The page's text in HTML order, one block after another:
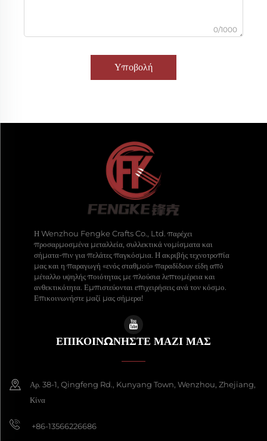
0/1000
Υποβολή
Η Wenzhou Fengke Crafts Co., Ltd. παρέχει
προσαρμοσμένα μεταλλεία, συλλεκτικά νομίσματα και
σήματα-πιν για πελάτες παγκόσμια. Η ακριβής τεχνοτροπία
μας και η παραγωγή «ενός σταθμού» παραδίδουν είδη από
μέταλλο υψηλής ποιότητας με πλούσια λεπτομέρεια και
ανθεκτικότητα. Εμπιστεύονται επιχειρήσεις ανά τον κόσμο.
Επικοινωνήστε μαζί μας σήμερα!
ΕΠΙΚΟΙΝΩΝΉΣΤΕ ΜΑΖΊ ΜΑΣ
Αρ. 38-1, Qingfeng Rd., Kunyang Town, Wenzhou, Zhejiang,
Κίνα
+86-13566226686